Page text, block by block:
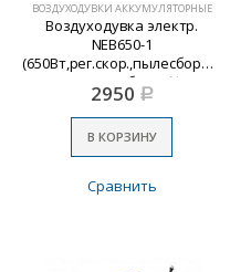
ВОЗДУХОДУВКИ АККУМУЛЯТОРНЫЕ
Воздуходувка электр.
NEB650-1
(650Вт,рег.скор.,пылесборник,2
режима работы) №1
2950 Р
В КОРЗИНУ
Сравнить